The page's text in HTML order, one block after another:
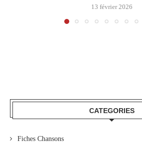
13 février 2026
CATEGORIES
Fiches Chansons